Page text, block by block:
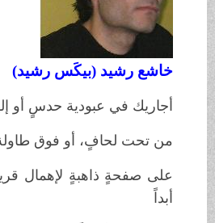
خاشع رشيد (بيكَس رشيد)
أجاريك في عبودية حدسٍ أو
من تحت لحافٍ، أو فوق طاولة
على صفحةٍ ذاهبةٍ لإهمال
أبداً